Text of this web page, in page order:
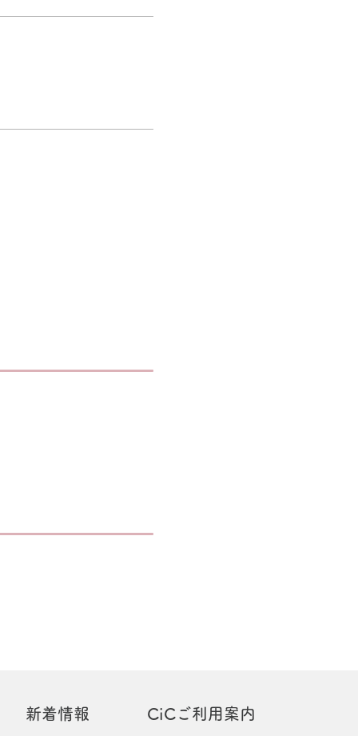
新着情報 CiCご利用案内